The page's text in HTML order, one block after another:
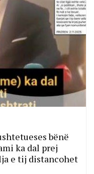
bënë
ka dal prej
e tij distancohet